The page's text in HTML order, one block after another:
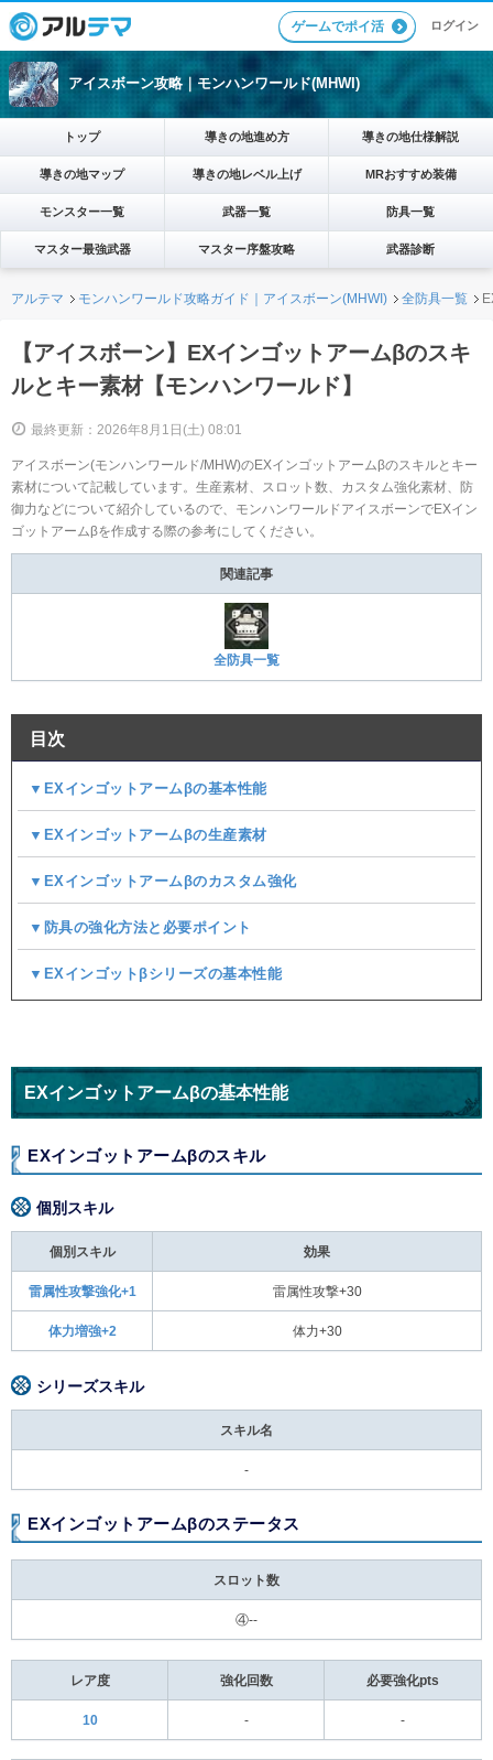
ゲームでポイ活 ログイン
アイスボーン攻略｜モンハンワールド(MHWI)
トップ 導きの地進め方 導きの地仕様解説
導きの地マップ 導きの地レベル上げ MRおすすめ装備
モンスター一覧 武器一覧 防具一覧
マスター最強武器 マスター序盤攻略 武器診断
アルテマ モンハンワールド攻略ガイド｜アイスボーン(MHWI) 全防具一覧
【アイスボーン】EXインゴットアームβのスキ
ルとキー素材【モンハンワールド】
最終更新：2026年8月1日(土) 08:01
アイスボーン(モンハンワールド/MHW)のEXインゴットアームβのスキルとキー
素材について記載しています。生産素材、スロット数、カスタム強化素材、防
御力などについて紹介しているので、モンハンワールドアイスボーンでEXイン
ゴットアームβを作成する際の参考にしてください。
関連記事
全防具一覧
目次
▼EXインゴットアームβの基本性能
▼EXインゴットアームβの生産素材
▼EXインゴットアームβのカスタム強化
▼防具の強化方法と必要ポイント
▼EXインゴットβシリーズの基本性能
EXインゴットアームβの基本性能
EXインゴットアームβのスキル
個別スキル
個別スキル 効果
雷属性攻撃強化+1 雷属性攻撃+30
体力増強+2 体力+30
シリーズスキル
スキル名
-
EXインゴットアームβのステータス
スロット数
④--
レア度 強化回数 必要強化pts
10 - -